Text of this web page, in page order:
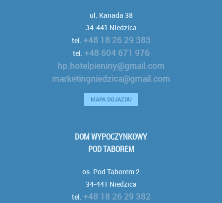
ul. Kanada 38
34-441 Niedzica
tel. +48 18 26 29 383
tel. +48 604 671 976
hp.hotelpieniny@gmail.com
marketingniedzica@gmail.com
MAPA DOJAZDU
DOM WYPOCZYNKOWY
POD TABOREM
os. Pod Taborem 2
34-441 Niedzica
tel. +48 18 26 29 382